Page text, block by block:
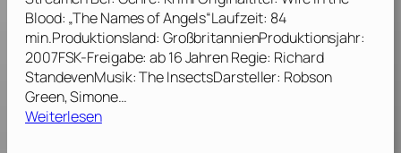
]
[
2
0
0
9
]
Blood: „The Names of Angels“Laufzeit: 84
min.Produktionsland: GroßbritannienProduktionsjahr:
2007FSK-Freigabe: ab 16 Jahren Regie: Richard
StandevenMusik: The InsectsDarsteller: Robson
Green, Simone…
Weiterlesen: